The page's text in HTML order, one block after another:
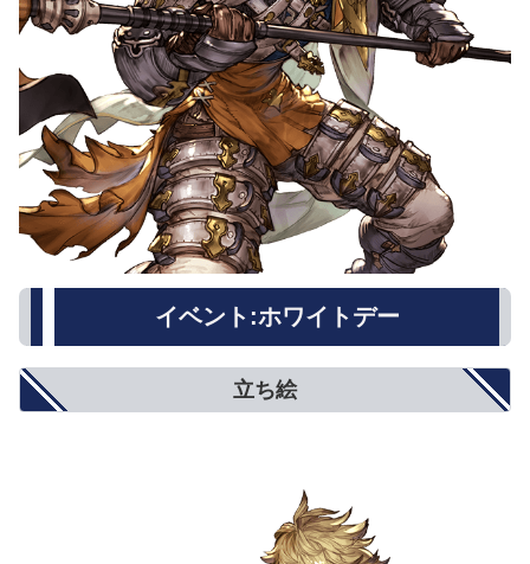
イベント:ホワイトデー
立ち絵